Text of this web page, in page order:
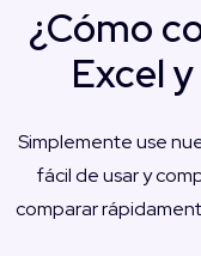
¿Cómo
Excel
Simplemente use
fácil de usar y
comparar